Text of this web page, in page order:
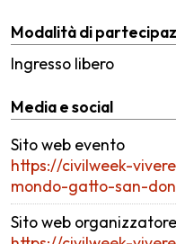
Modalità di
Ingresso libero
Media e social
Sito web evento
https://civilweek-
mondo-gatto-san-
Sito web organizzatore